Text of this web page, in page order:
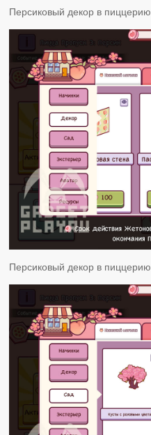
Персиковый декор в пиццерию.
Персиковый декор в пиццерию.